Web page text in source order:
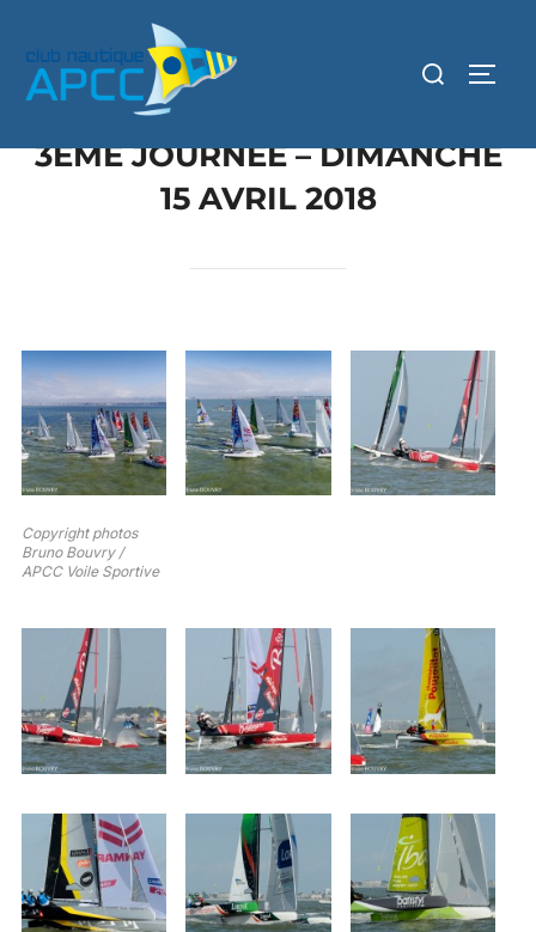
3ÈME JOURNÉE – DIMANCHE
15 AVRIL 2018
Copyright photos
Bruno Bouvry /
APCC Voile Sportive